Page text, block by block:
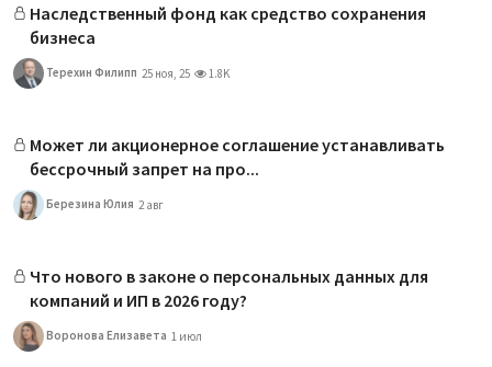
Наследственный фонд как средство сохранения
бизнеса
Терехин Филипп 25 ноя, 25 1.8K
Может ли акционерное соглашение устанавливать
бессрочный запрет на про...
Березина Юлия 2 авг
Что нового в законе о персональных данных для
компаний и ИП в 2026 году?
Воронова Елизавета 1 июл